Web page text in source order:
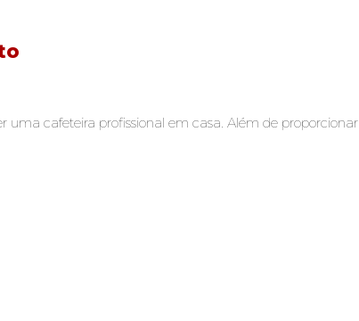
cafeteira profissional em casa. Além de